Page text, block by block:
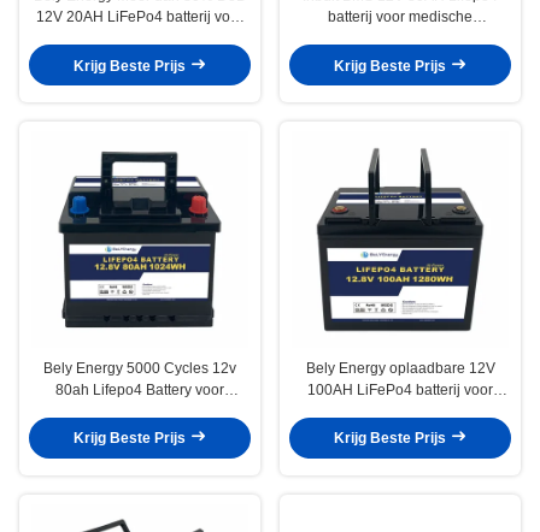
12V 20AH LiFePo4 batterij voor
Krijg Beste Prijs
batterij voor medische
energiesysteem
Krijg Beste Prijs
Bely Energy 5000 Cycles 12v
80ah Lifepo4 Battery voor
Onderzeese boten
Krijg Beste Prijs
Bely Energy oplaadbare 12V
100AH LiFePo4 batterij voor
Krijg Beste Prijs